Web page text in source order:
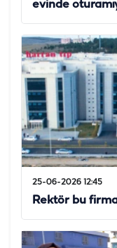
evinde
25-06-2026 12:45
Rektör bu